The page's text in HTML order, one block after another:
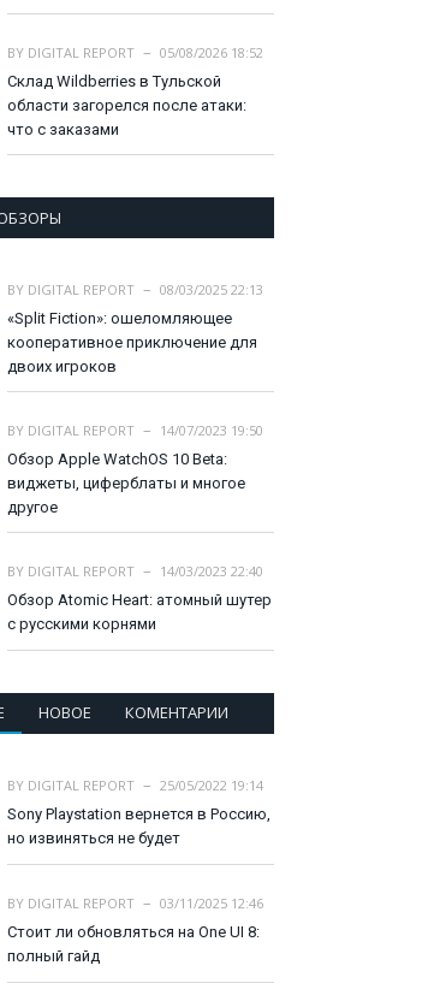
BY DIGITAL REPORT
05/08/2026 18:52
Склад Wildberries в Тульской
области загорелся после атаки:
что с заказами
BY DIGITAL REPORT
08/03/2025 22:13
«Split Fiction»: ошеломляющее
кооперативное приключение для
двоих игроков
BY DIGITAL REPORT
14/07/2023 19:50
Обзор Apple WatchOS 10 Beta:
виджеты, циферблаты и многое
другое
BY DIGITAL REPORT
14/03/2023 22:40
Обзор Atomic Heart: атомный шутер
с русскими корнями
НОВОЕ КОМЕНТАРИИ
BY DIGITAL REPORT
25/05/2022 19:14
Sony Playstation вернется в Россию,
но извиняться не будет
BY DIGITAL REPORT
03/11/2025 12:46
Стоит ли обновляться на One UI 8:
полный гайд